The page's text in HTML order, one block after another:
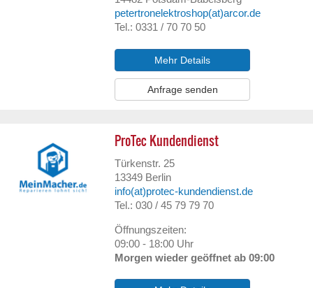
petertronelektroshop(at)arcor.de
Tel.: 0331 / 70 70 50
Mehr Details
Anfrage senden
ProTec Kundendienst
Türkenstr. 25
13349 Berlin
info(at)protec-kundendienst.de
Tel.: 030 / 45 79 79 70
Öffnungszeiten:
09:00 - 18:00 Uhr
Morgen wieder geöffnet ab 09:00